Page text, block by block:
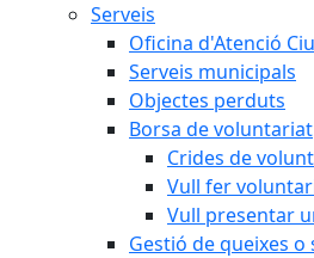
Serveis
Oficina d'Atenció
Serveis municipals
Objectes perduts
Borsa de voluntariat
Crides de
Vull fer
Vull presentar
Gestió de queixes